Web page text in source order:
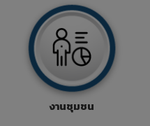
งานชุมชน